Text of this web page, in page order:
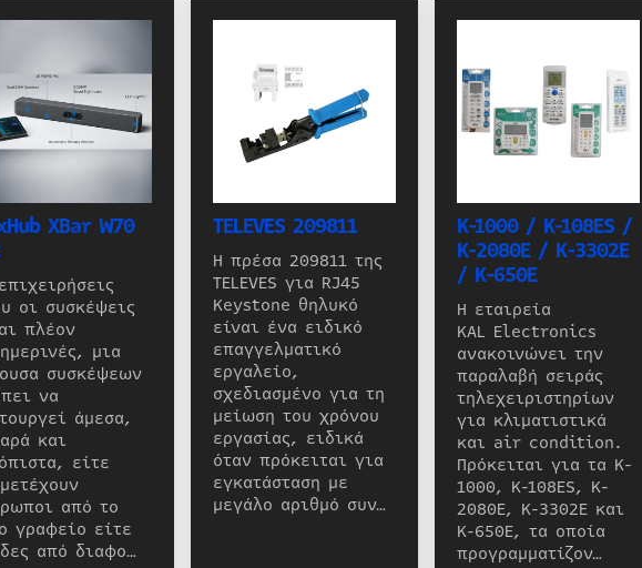
XBar W70
οι συσκέψεις
πλέον
μια
συσκέψεων
να
άμεσα,
και
είτε
από το
γραφείο είτε
από διαφο…
TELEVES 209811
Η πρέσα 209811 της
TELEVES για RJ45
Keystone θηλυκό
είναι ένα ειδικό
επαγγελματικό
εργαλείο,
σχεδιασμένο για τη
μείωση του χρόνου
εργασίας, ειδικά
όταν πρόκειται για
εγκατάσταση με
μεγάλο αριθμό συν…
K-1000 / K-108ES /
K-2080E / K-3302E
/ K-650E
Η εταιρεία
KAL Electronics
ανακοινώνει την
παραλαβή σειράς
τηλεχειριστηρίων
για κλιματιστικά
και air condition.
Πρόκειται για τα K-
1000, K-108ES, K-
2080E, K-3302E και
K-650E, τα οποία
προγραμματίζον…